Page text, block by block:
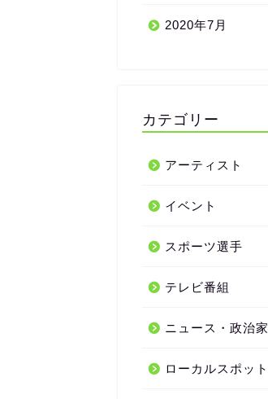
2020年7月
カテゴリー
アーティスト
イベント
スポーツ選手
テレビ番組
ニュース・政治家
ローカルスポット